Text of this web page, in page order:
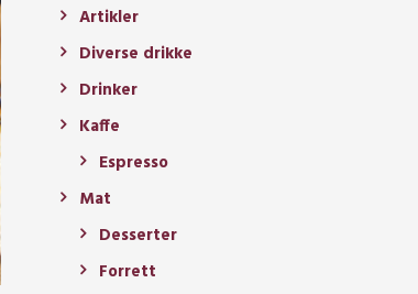
Artikler
Diverse drikke
Drinker
Kaffe
Espresso
Mat
Desserter
Forrett